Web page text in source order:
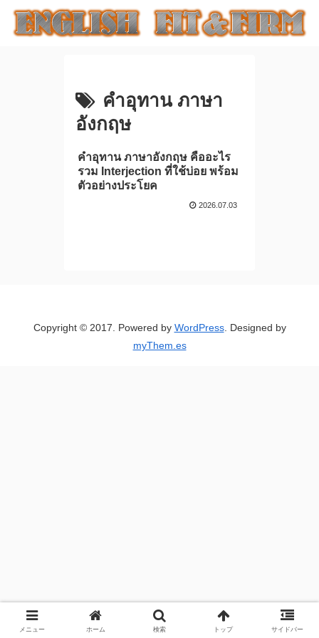
คําอุทาน ภาษา
อังกฤษ
คําอุทาน ภาษาอังกฤษ คืออะไร
รวม Interjection ที่ใช้บ่อย พร้อม
ตัวอย่างประโยค
2026.07.03
Copyright © 2017. Powered by WordPress. Designed by
myThem.es
メニュー ホーム 検索 トップ サイドバー